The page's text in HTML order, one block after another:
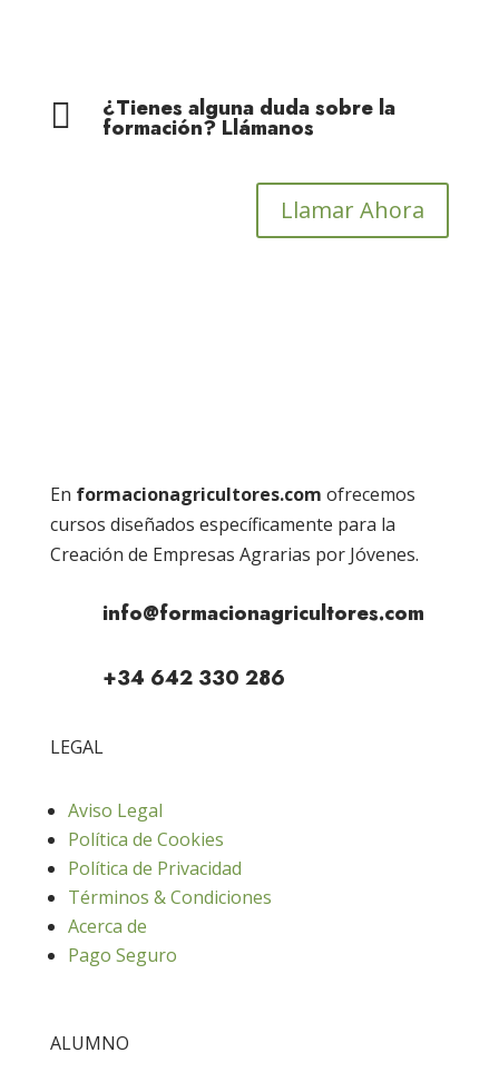
 ¿Tienes alguna duda sobre la
formación? Llámanos
Llamar Ahora
En formacionagricultores.com ofrecemos
cursos diseñados específicamente para la
Creación de Empresas Agrarias por Jóvenes.
info@formacionagricultores.com
+34 642 330 286
LEGAL
Aviso Legal
Política de Cookies
Política de Privacidad
Términos & Condiciones
Acerca de
Pago Seguro
ALUMNO